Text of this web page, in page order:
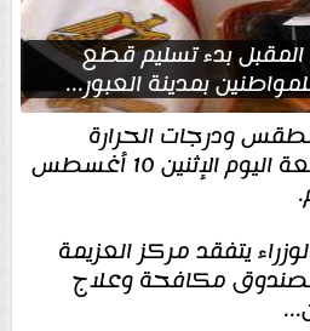
المقبل بدء تسليم قطع
بمدينة العبور...
ودرجات الحرارة
المتوقعة اليوم الإثنين 10 أغسطس
يتفقد مركز العزيمة
لصندوق مكافحة وعلاج